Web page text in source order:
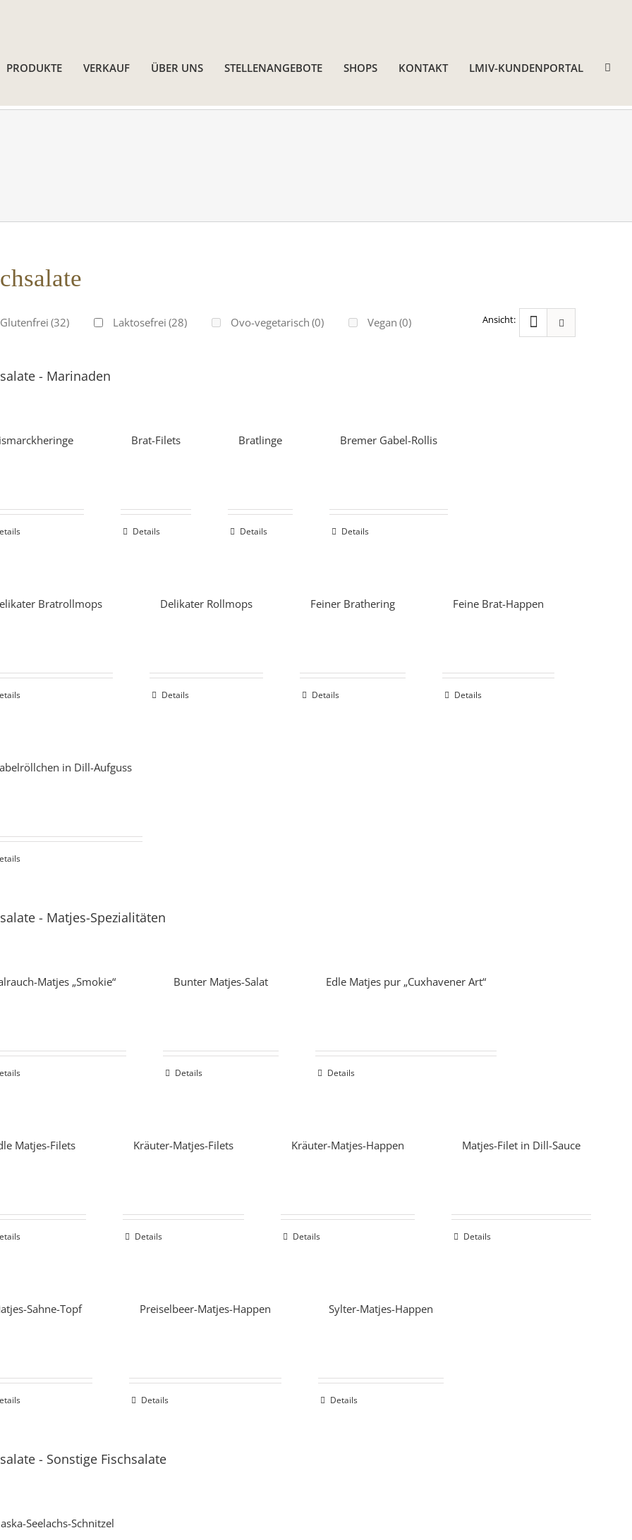
PRODUKTE VERKAUF ÜBER UNS STELLENANGEBOTE SHOPS KONTAKT LMIV-KUNDENPORTAL
Glutenfrei (32) Laktosefrei (28) Ovo-vegetarisch (0) Vegan (0)
- Marinaden
Brat-Filets
Details
Bratlinge
Details
Bremer Gabel-Rollis
Details
Bratrollmops Delikater Rollmops
Details
Feiner Brathering
Details
Feine Brat-Happen
Details
in Dill-Aufguss
- Matjes-Spezialitäten
Matjes „Smokie“ Bunter Matjes-Salat
Details
Edle Matjes pur „Cuxhavener Art“
Details
Matjes-Filets Kräuter-Matjes-Filets
Details
Kräuter-Matjes-Happen
Details
Matjes-Filet in Dill-Sauce
Details
Sahne-Topf Preiselbeer-Matjes-Happen
Details
Sylter-Matjes-Happen
Details
- Sonstige Fischsalate
Seelachs-Schnitzel